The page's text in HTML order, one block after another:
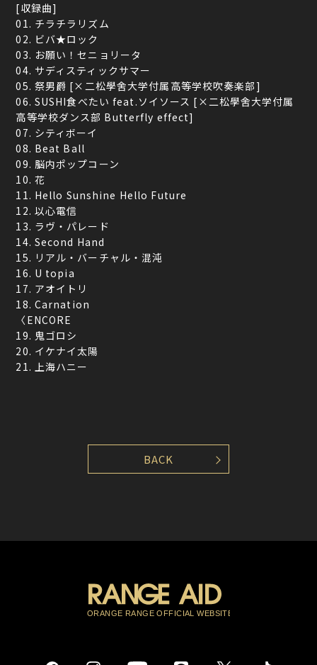
[収録曲]
01. チラチラリズム
02. ビバ★ロック
03. お願い！セニョリータ
04. サディスティックサマー
05. 祭男爵 [×二松學舍大学付属高等学校吹奏楽部]
06. SUSHI食べたい feat.ソイソース [×二松學舍大学付属
高等学校ダンス部 Butterfly effect]
07. シティボーイ
08. Beat Ball
09. 脳内ポップコーン
10. 花
11. Hello Sunshine Hello Future
12. 以心電信
13. ラヴ・パレード
14. Second Hand
15. リアル・バーチャル・混沌
16. U topia
17. アオイトリ
18. Carnation
〈ENCORE
19. 鬼ゴロシ
20. イケナイ太陽
21. 上海ハニー
BACK